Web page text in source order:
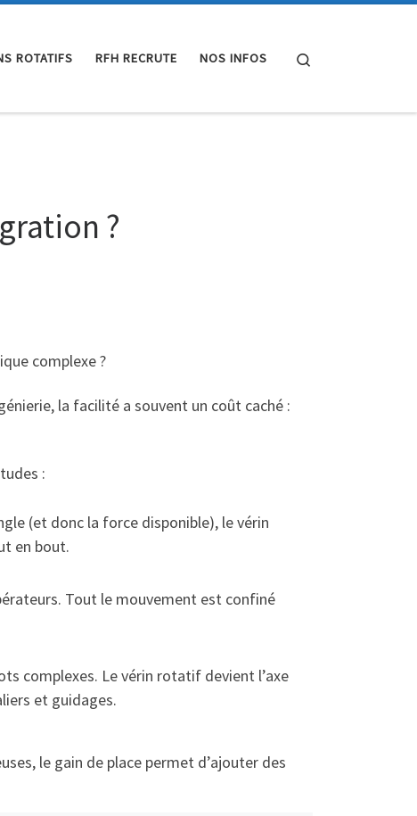
ROTATIFS RFH RECRUTE NOS INFOS
?
complexe ?
la facilité a souvent un coût caché :
:
(et donc la force disponible), le vérin
en bout.
Tout le mouvement est confiné
complexes. Le vérin rotatif devient l’axe
et guidages.
le gain de place permet d’ajouter des